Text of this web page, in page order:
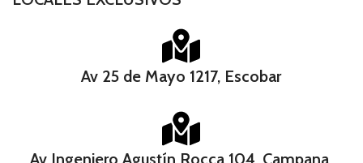
Av 25 de Mayo 1217, Escobar
Av Ingeniero Agustín Rocca 104, Campana.